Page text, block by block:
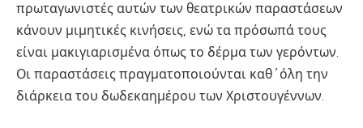
πρωταγωνιστές αυτών των θεατρικών παραστάσεων
κάνουν μιμητικές κινήσεις, ενώ τα πρόσωπά τους
είναι μακιγιαρισμένα όπως το δέρμα των γερόντων.
Οι παραστάσεις πραγματοποιούνται καθ΄όλη την
διάρκεια του δωδεκαημέρου των Χριστουγέννων.